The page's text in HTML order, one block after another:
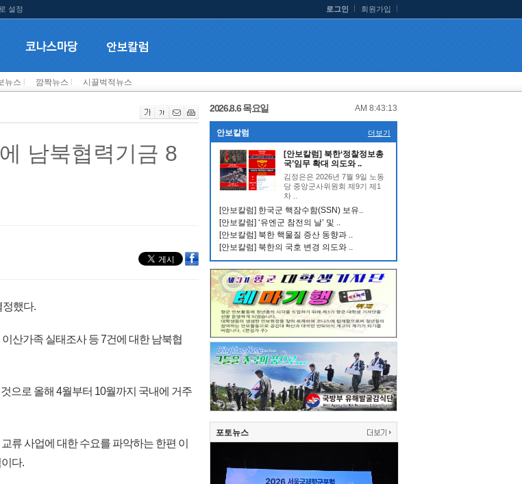
설정 로그인 회원가입
뉴스 깜짝뉴스 시끌벅적뉴스
남북협력기금 8
정했다.
산가족 실태조사 등 7건에 대한 남북협
으로 올해 4월부터 10월까지 국내에 거주
류 사업에 대한 수요를 파악하는 한편 이
다.
2026.8.6 목요일 AM 8:43:14
안보칼럼 더보기
[안보칼럼] 북한‘정찰정보총
국’임무 확대 의도와 ..
김정은은 2026년 7월 9일 노동
당 중앙군사위원회 제9기 제1
차 ..
[안보칼럼] 한국군 핵잠수함(SSN) 보유..
[안보칼럼] ‘유엔군 참전의 날’ 및 ..
[안보칼럼] 북한 핵물질 증산 동향과 ..
[안보칼럼] 북한의 국호 변경 의도와 ..
포토뉴스